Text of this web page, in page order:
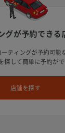
グが予約できる
ーティングが予約可能
探して簡単に予約がで
店舗を探す